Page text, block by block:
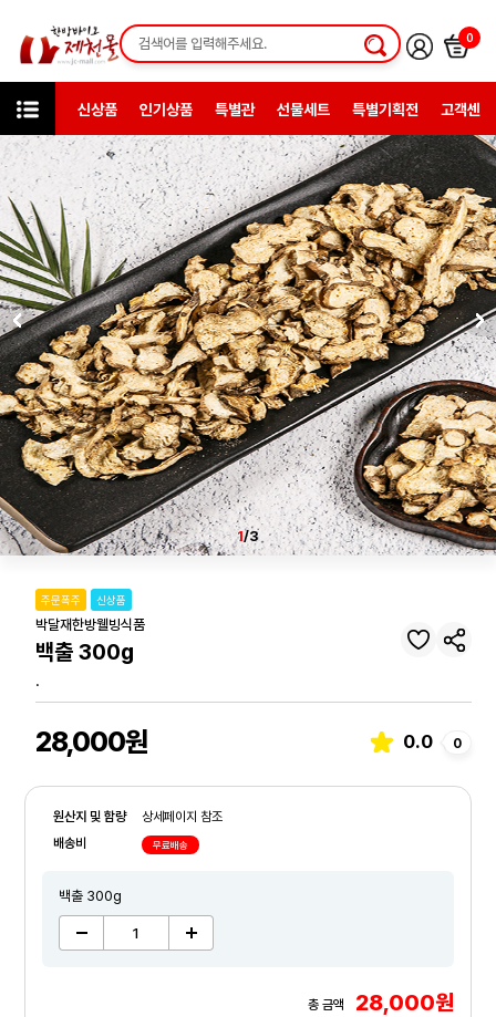
0
신상품 인기상품 특별관 선물세트 특별기획전 고객센터
인기상품
1/3
주문폭주 신상품
박달재한방웰빙식품
백출 300g
.
28,000원 0.0 0
원산지 및 함량
상세페이지 참조
배송비
무료배송
백출 300g
총 금액 28,000원